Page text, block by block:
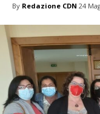
By Redazione CDN 24